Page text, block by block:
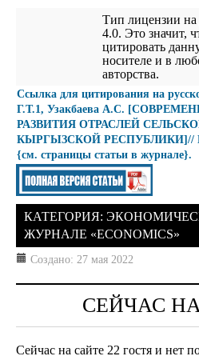
Тип лицензии
4.0. Это значит,
цитировать
носителе и в
авторства.
Cсылка для цитирования на
Г.Т.1, Узакбаева А.С.
РАЗВИТИЯ ОТРАСЛЕЙ
КЫРГЫЗСКОЙ РЕСПУБЛИКИ] //
{см. страницы статьи в журнале}.
КАТЕГОРИЯ:
ЖУРНАЛЕ «ECONOMICS»
Создано: 27 мая 2022
СЕЙЧАС
Сейчас на сайте 22 гостя и нет